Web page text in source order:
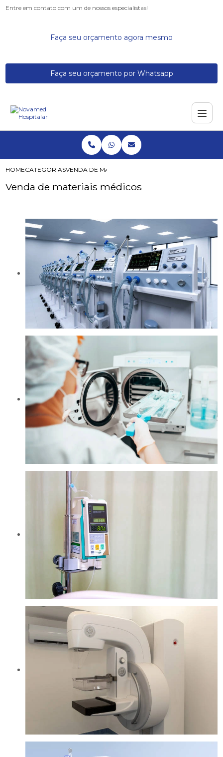
Entre em contato com um de nossos especialistas!
Faça seu orçamento agora mesmo
Faça seu orçamento por Whatsapp
HOMECATEGORIASVENDA DE MATERIAIS MÉDICOS
Venda de materiais médicos